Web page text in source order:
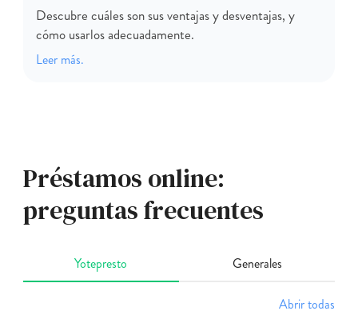
Descubre cuáles son sus ventajas y desventajas, y
cómo usarlos adecuadamente.
Leer más.
Préstamos online:
preguntas frecuentes
Yotepresto Generales
Abrir todas